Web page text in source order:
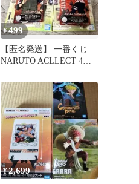
¥499
【匿名発送】 一番くじ
NARUTO ACLLECT 4種
¥2,699